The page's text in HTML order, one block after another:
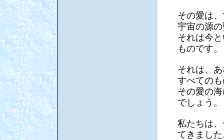
その愛は
宇宙の源
それは今
ものです。
それは、
すべての
その愛の
でしょう。
私たちは
てきまし